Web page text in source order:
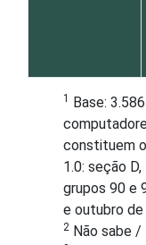
1 Base:
constituem
1.0: seção D,
grupos 90 e
e outubro
2 Não sabe /